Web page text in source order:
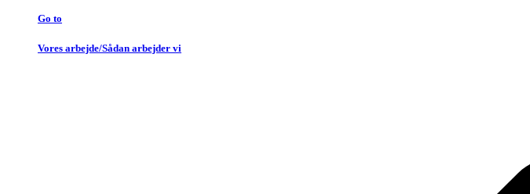
Go to
Vores arbejde/Sådan arbejder vi